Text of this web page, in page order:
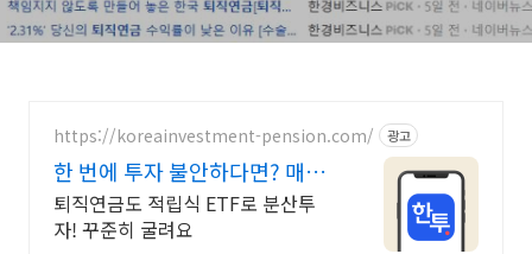
https://koreainvestment-pension.com/ 광고
한 번에 투자 불안하다면? 매달
기대되는 연금 생활
퇴직연금도 적립식 ETF로 분산투
자! 꾸준히 굴려요